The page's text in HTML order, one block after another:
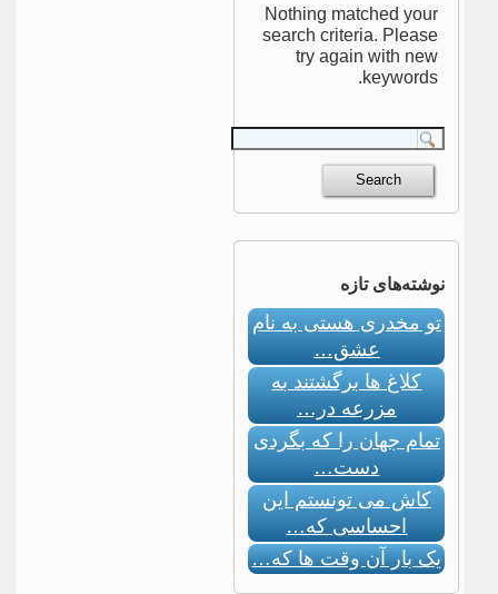
Nothing matched your
search criteria. Please
try again with new
keywords.
نوشته‌های تازه
تو مخدری هستی به نام
عشق…
کلاغ ها برگشتند به
مزرعه در…
تمام جهان را که بگردی
دست…
کاش می تونستم این
احساسی که…
یک بار آن وقت ها که…